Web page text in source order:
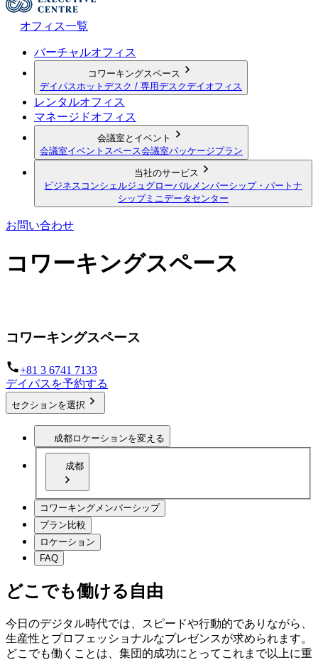
オフィス一覧
バーチャルオフィス
コワーキングスペース
デイパス ホットデスク / 専用デスクデイオフィス
レンタルオフィス
マネージドオフィス
会議室とイベント
会議室イベントスペース会議室パッケージプラン
当社のサービス
ビジネスコンシェルジュ グローバルメンバーシップ・パートナ
シップミニデータセンター
お問い合わせ
コワーキングスペース
コワーキングスペース
+81 3 6741 7133
デイパスを予約する
セクションを選択
成都ロケーションを変える
成都
コワーキングメンバーシップ
プラン比較
ロケーション
FAQ
どこでも働ける自由
今日のデジタル時代では、スピードや行動的でありながら、
生産性とプロフェッショナルなプレゼンスが求められます。
どこでも働くことは、集団的成功にとってこれまで以上に重